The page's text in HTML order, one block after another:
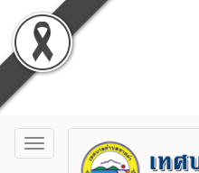
Toggle
navigation